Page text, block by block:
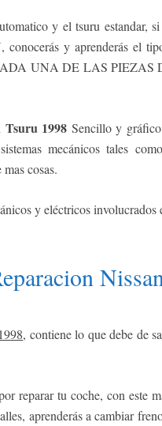
y el tsuru estandar,
y aprenderás el
UNA DE LAS PIEZAS
Tsuru 1998 Sencillo y
mecánicos tales
cosas.
y eléctricos
, contiene lo que debe de
reparar tu coche, con este
aprenderás a cambiar